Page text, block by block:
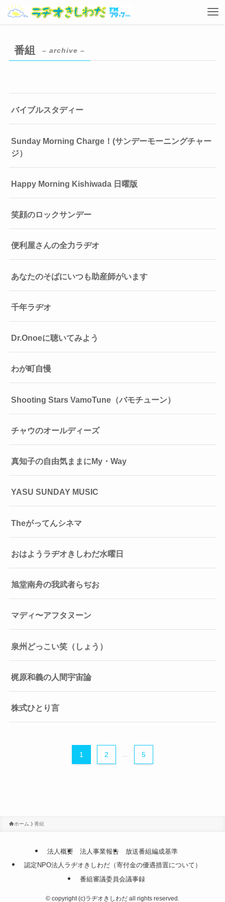
番組 – archive –
バイブルスタディー
Sunday Morning Charge！(サンデーモーニングチャー
ジ）
Happy Morning Kishiwada 日曜版
笑顔のロックサンデー
便利屋さんの全力ラヂオ
あなたのそばにいつも助産師がいます
千年ラヂオ
Dr.Onoeに聴いてみよう
わが町自慢
Shooting Stars VamoTune（バモチューン）
チャウのオールディーズ
真知子の自由気ままにMy・Way
YASU SUNDAY MUSIC
Theがってんシネマ
おはようラヂオきしわだ水曜日
旭堂南舟の我武者らぢお
マディ〜アフタヌーン
泉州どっこい笑（しょう）
梶原和義の人間宇宙論
株式ひとり言
1 2 ... 5
ホーム 番組
法人概要 法人事業報告
放送番組編成基準
認定NPO法人ラヂオきしわだ（寄付金の優遇措置について）
番組審議委員会議事録
© copyright (c)ラヂオきしわだ all rights reserved.